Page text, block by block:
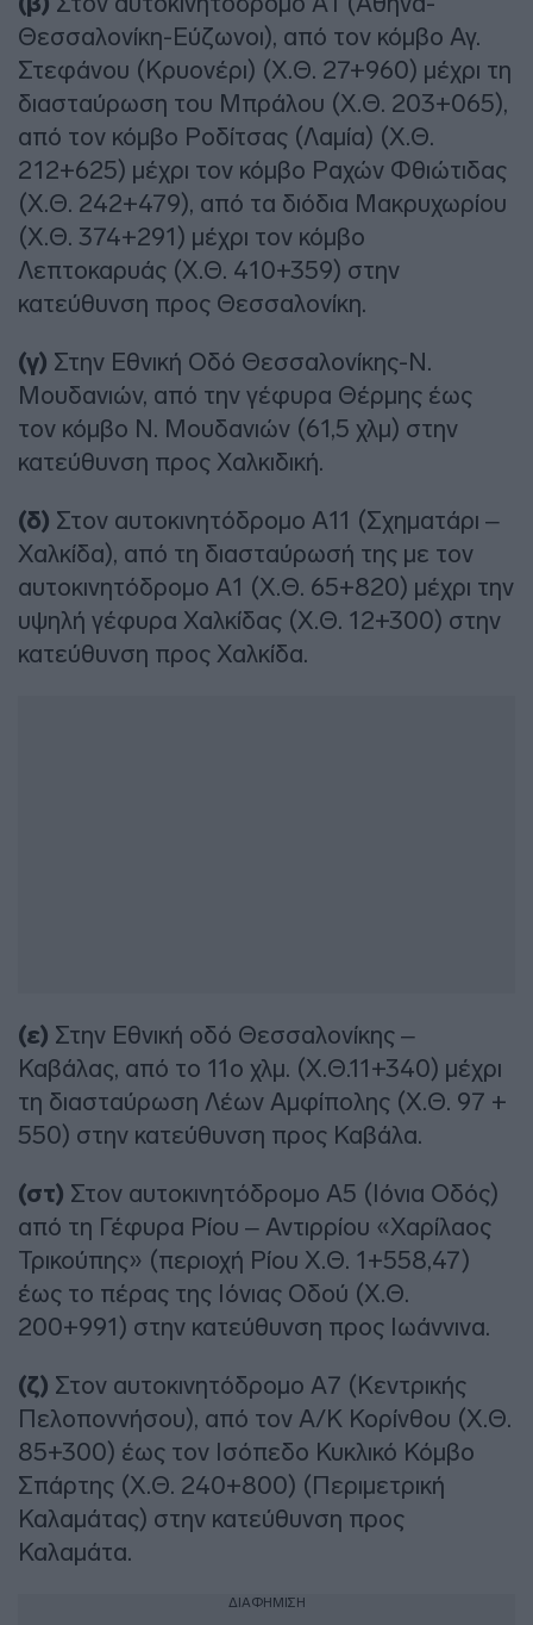
Θεσσαλονίκη-Εύζωνοι), από τον κόμβο Αγ.
Στεφάνου (Κρυονέρι) (Χ.Θ. 27+960) μέχρι τη
διασταύρωση του Μπράλου (Χ.Θ. 203+065),
από τον κόμβο Ροδίτσας (Λαμία) (Χ.Θ.
212+625) μέχρι τον κόμβο Ραχών Φθιώτιδας
(Χ.Θ. 242+479), από τα διόδια Μακρυχωρίου
(Χ.Θ. 374+291) μέχρι τον κόμβο
Λεπτοκαρυάς (Χ.Θ. 410+359) στην
κατεύθυνση προς Θεσσαλονίκη.
(γ) Στην Εθνική Οδό Θεσσαλονίκης-Ν.
Μουδανιών, από την γέφυρα Θέρμης έως
τον κόμβο Ν. Μουδανιών (61,5 χλμ) στην
κατεύθυνση προς Χαλκιδική.
(δ) Στον αυτοκινητόδρομο Α11 (Σχηματάρι –
Χαλκίδα), από τη διασταύρωσή της με τον
αυτοκινητόδρομο Α1 (Χ.Θ. 65+820) μέχρι την
υψηλή γέφυρα Χαλκίδας (Χ.Θ. 12+300) στην
κατεύθυνση προς Χαλκίδα.
(ε) Στην Εθνική οδό Θεσσαλονίκης –
Καβάλας, από το 11ο χλμ. (Χ.Θ.11+340) μέχρι
τη διασταύρωση Λέων Αμφίπολης (Χ.Θ. 97 +
550) στην κατεύθυνση προς Καβάλα.
(στ) Στον αυτοκινητόδρομο Α5 (Ιόνια Οδός)
από τη Γέφυρα Ρίου – Αντιρρίου «Χαρίλαος
Τρικούπης» (περιοχή Ρίου Χ.Θ. 1+558,47)
έως το πέρας της Ιόνιας Οδού (Χ.Θ.
200+991) στην κατεύθυνση προς Ιωάννινα.
(ζ) Στον αυτοκινητόδρομο Α7 (Κεντρικής
Πελοποννήσου), από τον Α/Κ Κορίνθου (Χ.Θ.
85+300) έως τον Ισόπεδο Κυκλικό Κόμβο
Σπάρτης (Χ.Θ. 240+800) (Περιμετρική
Καλαμάτας) στην κατεύθυνση προς
Καλαμάτα.
ΔΙΑΦΗΜΙΣΗ